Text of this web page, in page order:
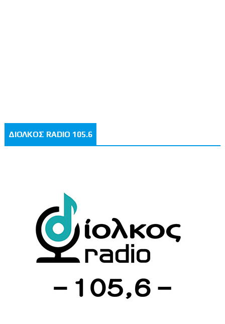
ΔΙΟΛΚΟΣ RADIO 105.6